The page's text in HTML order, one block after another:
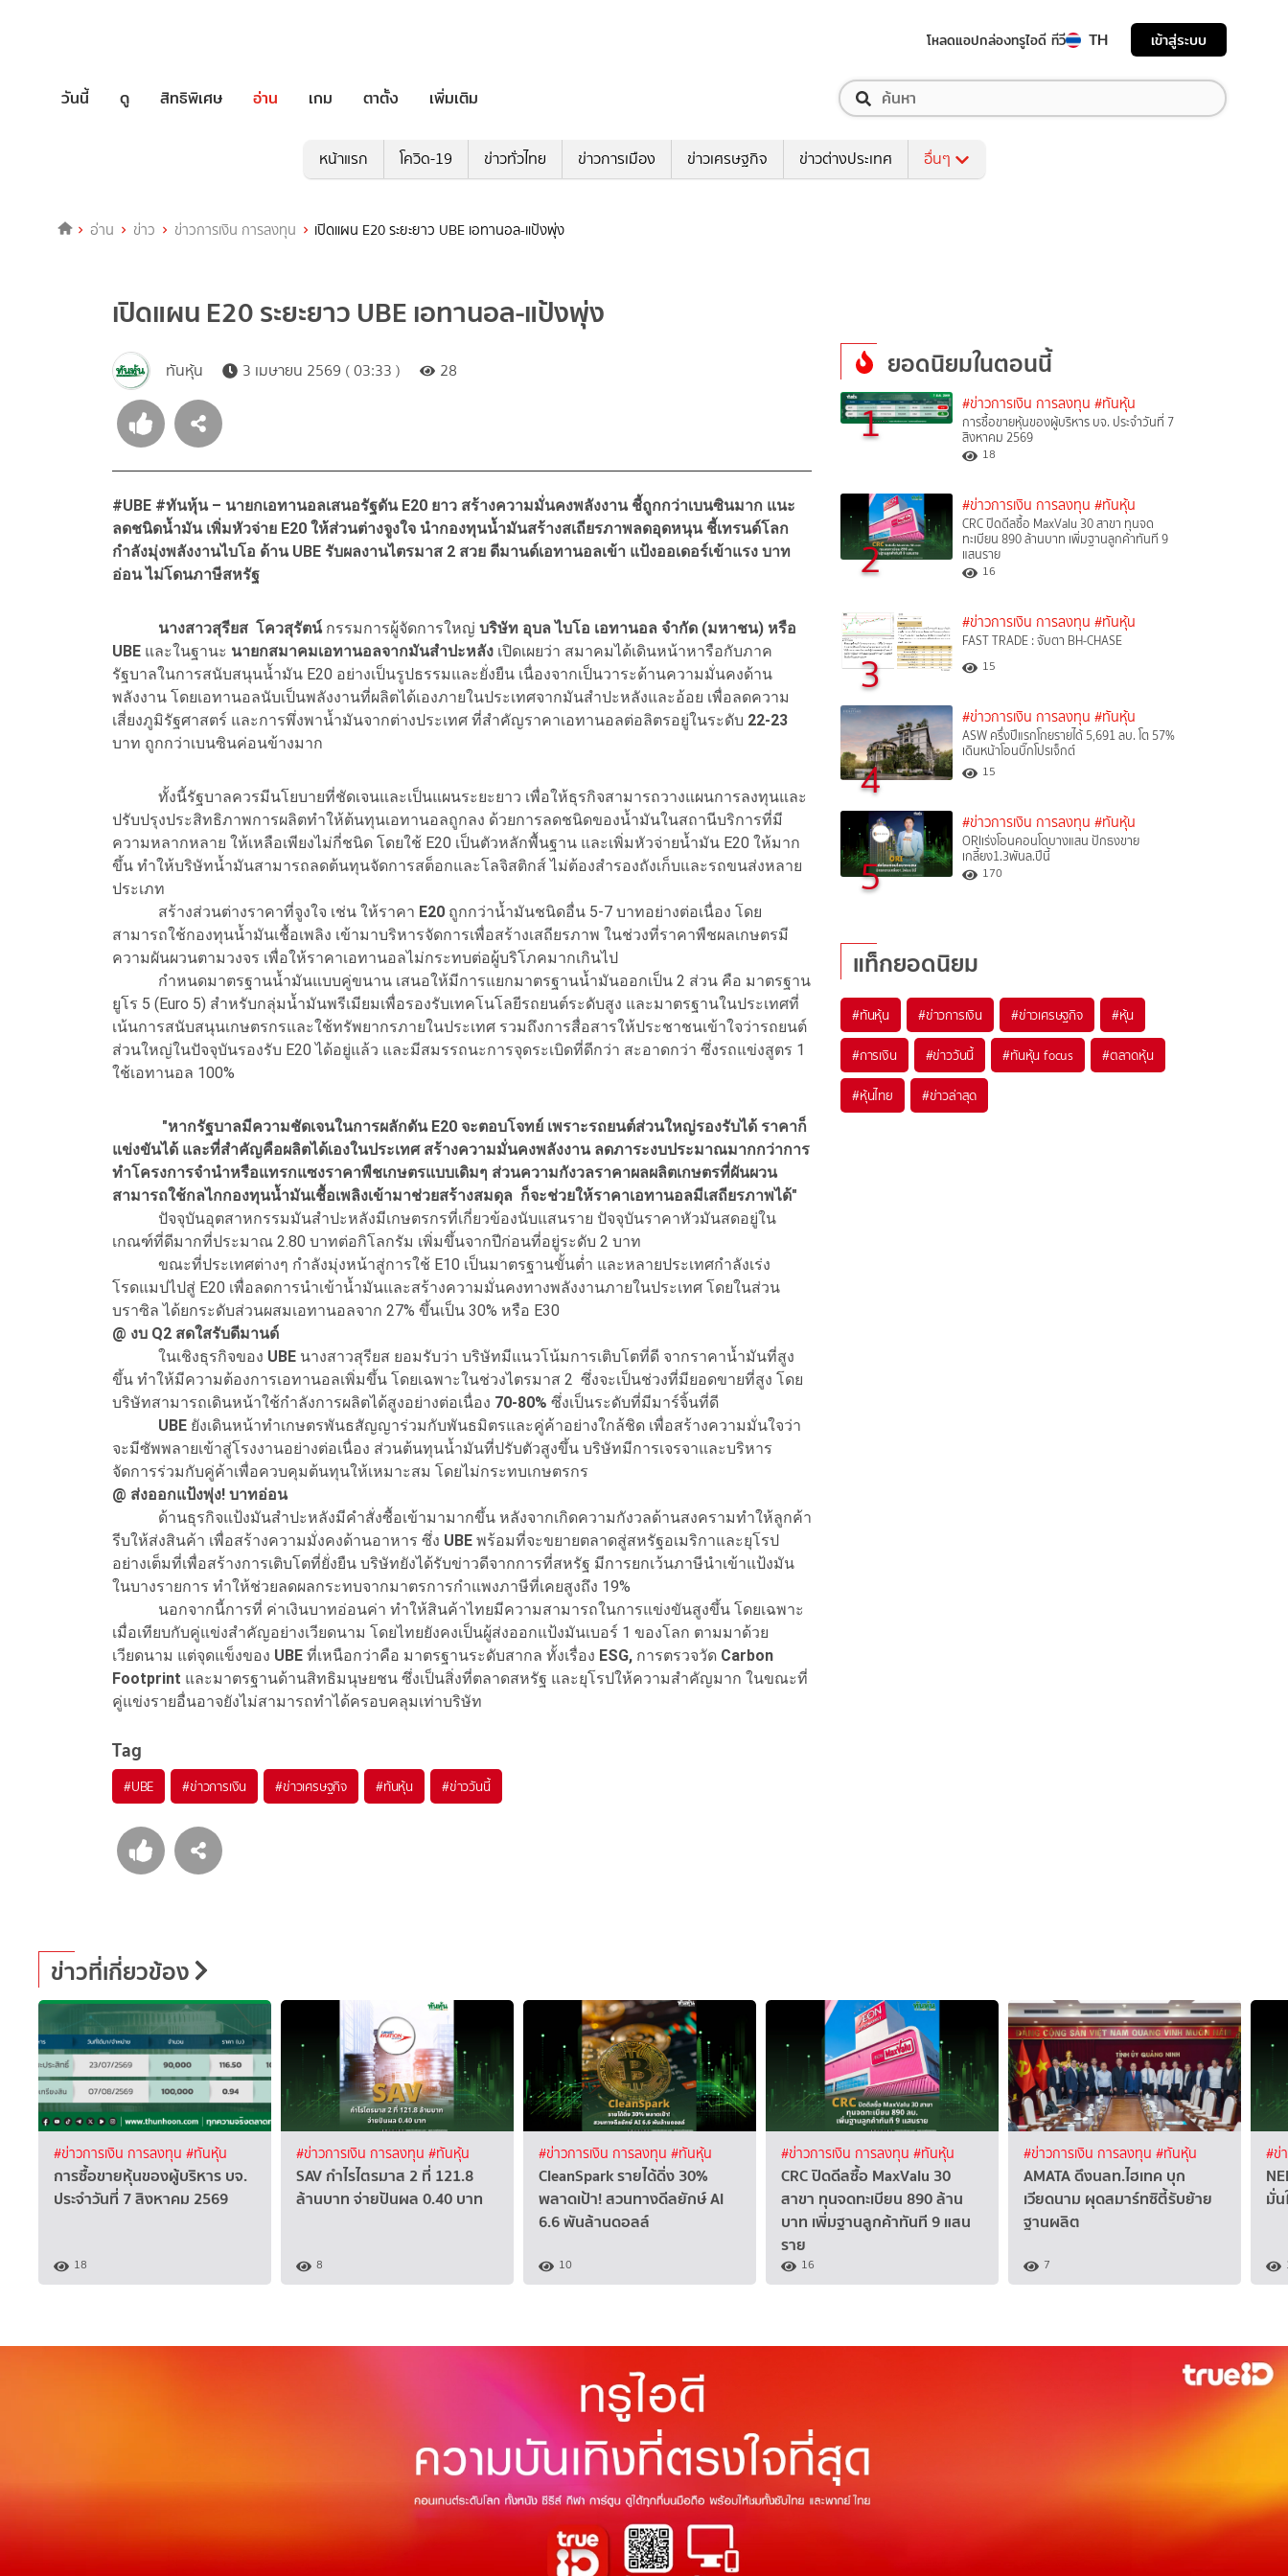
โหลดแอปกล่องทรูไอดี ทีวี TH เข้าสู่ระบบ
วันนี้ ดู สิทธิพิเศษ อ่าน เกม ตาตั้ง เพิ่มเติม
หน้าแรก โควิด-19 ข่าวทั่วไทย ข่าวการเมือง ข่าวเศรษฐกิจ ข่าวต่างประเทศ อื่นๆ
อ่าน ข่าว ข่าวการเงิน การลงทุน เปิดแผน E20 ระยะยาว UBE เอทานอล-แป้งพุ่ง
เปิดแผน E20 ระยะยาว UBE เอทานอล-แป้งพุ่ง
ทันหุ้น 3 เมษายน 2569 ( 03:33 ) 28
#UBE #ทันหุ้น – นายกเอทานอลเสนอรัฐดัน E20 ยาว สร้างความมั่นคงพลังงาน ชี้ถูกกว่าเบนซินมาก แนะ
ลดชนิดน้ำมัน เพิ่มหัวจ่าย E20 ให้ส่วนต่างจูงใจ นำกองทุนน้ำมันสร้างสเถียรภาพลดอุดหนุน ชี้เทรนด์โลก
กำลังมุ่งพลังงานไบโอ ด้าน UBE รับผลงานไตรมาส 2 สวย ดีมานด์เอทานอลเข้า แป้งออเดอร์เข้าแรง บาท
อ่อน ไม่โดนภาษีสหรัฐ
นางสาวสุรียส โควสุรัตน์กรรมการผู้จัดการใหญ่ บริษัท อุบล ไบโอ เอทานอล จำกัด (มหาชน) หรือ
UBE และในฐานะ นายกสมาคมเอทานอลจากมันสำปะหลัง เปิดเผยว่า สมาคมได้เดินหน้าหารือกับภาค
รัฐบาลในการสนับสนุนน้ำมัน E20 อย่างเป็นรูปธรรมและยั่งยืน เนื่องจากเป็นวาระด้านความมั่นคงด้าน
พลังงาน โดยเอทานอลนับเป็นพลังงานที่ผลิตได้เองภายในประเทศจากมันสำปะหลังและอ้อย เพื่อลดความ
เสี่ยงภูมิรัฐศาสตร์ และการพึ่งพาน้ำมันจากต่างประเทศ ที่สำคัญราคาเอทานอลต่อลิตรอยู่ในระดับ 22-23
บาท ถูกกว่าเบนซินค่อนข้างมาก
ทั้งนี้รัฐบาลควรมีนโยบายที่ชัดเจนและเป็นแผนระยะยาว เพื่อให้ธุรกิจสามารถวางแผนการลงทุนและ
ปรับปรุงประสิทธิภาพการผลิตทำให้ต้นทุนเอทานอลถูกลง ด้วยการลดชนิดของน้ำมันในสถานีบริการที่มี
ความหลากหลาย ให้เหลือเพียงไม่กี่ชนิด โดยใช้ E20 เป็นตัวหลักพื้นฐาน และเพิ่มหัวจ่ายน้ำมัน E20 ให้มาก
ขึ้น ทำให้บริษัทน้ำมันสามารถลดต้นทุนจัดการสต็อกและโลจิสติกส์ ไม่ต้องสำรองถังเก็บและรถขนส่งหลาย
ประเภท
สร้างส่วนต่างราคาที่จูงใจ เช่น ให้ราคา E20 ถูกกว่าน้ำมันชนิดอื่น 5-7 บาทอย่างต่อเนื่อง โดย
สามารถใช้กองทุนน้ำมันเชื้อเพลิง เข้ามาบริหารจัดการเพื่อสร้างเสถียรภาพ ในช่วงที่ราคาพืชผลเกษตรมี
ความผันผวนตามวงจร เพื่อให้ราคาเอทานอลไม่กระทบต่อผู้บริโภคมากเกินไป
กำหนดมาตรฐานน้ำมันแบบคู่ขนาน เสนอให้มีการแยกมาตรฐานน้ำมันออกเป็น 2 ส่วน คือ มาตรฐาน
ยูโร 5 (Euro 5) สำหรับกลุ่มน้ำมันพรีเมียมเพื่อรองรับเทคโนโลยีรถยนต์ระดับสูง และมาตรฐานในประเทศที่
เน้นการสนับสนุนเกษตรกรและใช้ทรัพยากรภายในประเทศ รวมถึงการสื่อสารให้ประชาชนเข้าใจว่ารถยนต์
ส่วนใหญ่ในปัจจุบันรองรับ E20 ได้อยู่แล้ว และมีสมรรถนะการจุดระเบิดที่ดีกว่า สะอาดกว่า ซึ่งรถแข่งสูตร 1
ใช้เอทานอล 100%
"หากรัฐบาลมีความชัดเจนในการผลักดัน E20 จะตอบโจทย์ เพราะรถยนต์ส่วนใหญ่รองรับได้ ราคาก็
แข่งขันได้ และที่สำคัญคือผลิตได้เองในประเทศ สร้างความมั่นคงพลังงาน ลดภาระงบประมาณมากกว่าการ
ทำโครงการจำนำหรือแทรกแซงราคาพืชเกษตรแบบเดิมๆ ส่วนความกังวลราคาผลผลิตเกษตรที่ผันผวน
สามารถใช้กลไกกองทุนน้ำมันเชื้อเพลิงเข้ามาช่วยสร้างสมดุล ก็จะช่วยให้ราคาเอทานอลมีเสถียรภาพได้"
ปัจจุบันอุตสาหกรรมมันสำปะหลังมีเกษตรกรที่เกี่ยวข้องนับแสนราย ปัจจุบันราคาหัวมันสดอยู่ใน
เกณฑ์ที่ดีมากที่ประมาณ 2.80 บาทต่อกิโลกรัม เพิ่มขึ้นจากปีก่อนที่อยู่ระดับ 2 บาท
ขณะที่ประเทศต่างๆ กำลังมุ่งหน้าสู่การใช้ E10 เป็นมาตรฐานขั้นต่ำ และหลายประเทศกำลังเร่ง
โรดแมปไปสู่ E20 เพื่อลดการนำเข้าน้ำมันและสร้างความมั่นคงทางพลังงานภายในประเทศ โดยในส่วน
บราซิล ได้ยกระดับส่วนผสมเอทานอลจาก 27% ขึ้นเป็น 30% หรือ E30
@ งบ Q2 สดใสรับดีมานด์
ในเชิงธุรกิจของ UBE นางสาวสุรียส ยอมรับว่า บริษัทมีแนวโน้มการเติบโตที่ดี จากราคาน้ำมันที่สูง
ขึ้น ทำให้มีความต้องการเอทานอลเพิ่มขึ้น โดยเฉพาะในช่วงไตรมาส 2 ซึ่งจะเป็นช่วงที่มียอดขายที่สูง โดย
บริษัทสามารถเดินหน้าใช้กำลังการผลิตได้สูงอย่างต่อเนื่อง 70-80% ซึ่งเป็นระดับที่มีมาร์จิ้นที่ดี
UBE ยังเดินหน้าทำเกษตรพันธสัญญาร่วมกับพันธมิตรและคู่ค้าอย่างใกล้ชิด เพื่อสร้างความมั่นใจว่า
จะมีซัพพลายเข้าสู่โรงงานอย่างต่อเนื่อง ส่วนต้นทุนน้ำมันที่ปรับตัวสูงขึ้น บริษัทมีการเจรจาและบริหาร
จัดการร่วมกับคู่ค้าเพื่อควบคุมต้นทุนให้เหมาะสม โดยไม่กระทบเกษตรกร
@ ส่งออกแป้งพุ่ง! บาทอ่อน
ด้านธุรกิจแป้งมันสำปะหลังมีคำสั่งซื้อเข้ามามากขึ้น หลังจากเกิดความกังวลด้านสงครามทำให้ลูกค้า
รีบให้ส่งสินค้า เพื่อสร้างความมั่งคงด้านอาหาร ซึ่ง UBE พร้อมที่จะขยายตลาดสู่สหรัฐอเมริกาและยุโรป
อย่างเต็มที่เพื่อสร้างการเติบโตที่ยั่งยืน บริษัทยังได้รับข่าวดีจากการที่สหรัฐ มีการยกเว้นภาษีนำเข้าแป้งมัน
ในบางรายการ ทำให้ช่วยลดผลกระทบจากมาตรการกำแพงภาษีที่เคยสูงถึง 19%
นอกจากนี้การที่ ค่าเงินบาทอ่อนค่า ทำให้สินค้าไทยมีความสามารถในการแข่งขันสูงขึ้น โดยเฉพาะ
เมื่อเทียบกับคู่แข่งสำคัญอย่างเวียดนาม โดยไทยยังคงเป็นผู้ส่งออกแป้งมันเบอร์ 1 ของโลก ตามมาด้วย
เวียดนาม แต่จุดแข็งของ UBE ที่เหนือกว่าคือ มาตรฐานระดับสากล ทั้งเรื่อง ESG, การตรวจวัด Carbon
Footprint และมาตรฐานด้านสิทธิมนุษยชน ซึ่งเป็นสิ่งที่ตลาดสหรัฐ และยุโรปให้ความสำคัญมาก ในขณะที่
คู่แข่งรายอื่นอาจยังไม่สามารถทำได้ครอบคลุมเท่าบริษัท
Tag
#UBE #ข่าวการเงิน #ข่าวเศรษฐกิจ #ทันหุ้น #ข่าววันนี้
ยอดนิยมในตอนนี้
1 #ข่าวการเงิน การลงทุน #ทันหุ้น
การซื้อขายหุ้นของผู้บริหาร บจ. ประจำวันที่ 7
สิงหาคม 2569
18
2
#ข่าวการเงิน การลงทุน #ทันหุ้น
CRC ปิดดีลซื้อ MaxValu 30 สาขา ทุนจด
ทะเบียน 890 ล้านบาท เพิ่มฐานลูกค้าทันที 9
แสนราย
16
3
#ข่าวการเงิน การลงทุน #ทันหุ้น
FAST TRADE : จับตา BH-CHASE
15
4
#ข่าวการเงิน การลงทุน #ทันหุ้น
ASW ครึ่งปีแรกโกยรายได้ 5,691 ลบ. โต 57%
เดินหน้าโอนบิ๊กโปรเจ็กต์
15
5
#ข่าวการเงิน การลงทุน #ทันหุ้น
ORIเร่งโอนคอนโดบางแสน ปักธงขาย
เกลี้ยง1.3พันล.ปีนี้
170
แท็กยอดนิยม
#ทันหุ้น #ข่าวการเงิน #ข่าวเศรษฐกิจ #หุ้น
#การเงิน #ข่าววันนี้ #ทันหุ้น focus #ตลาดหุ้น
#หุ้นไทย #ข่าวล่าสุด
ข่าวที่เกี่ยวข้อง
#ข่าวการเงิน การลงทุน #ทันหุ้น
การซื้อขายหุ้นของผู้บริหาร บจ.
ประจำวันที่ 7 สิงหาคม 2569
18
#ข่าวการเงิน การลงทุน #ทันหุ้น
SAV กำไรไตรมาส 2 ที่ 121.8
ล้านบาท จ่ายปันผล 0.40 บาท
8
#ข่าวการเงิน การลงทุน #ทันหุ้น
CleanSpark รายได้ดิ่ง 30%
พลาดเป้า! สวนทางดีลยักษ์ AI
6.6 พันล้านดอลล์
10
#ข่าวการเงิน การลงทุน #ทันหุ้น
CRC ปิดดีลซื้อ MaxValu 30
สาขา ทุนจดทะเบียน 890 ล้าน
บาท เพิ่มฐานลูกค้าทันที 9 แสน
ราย
16
#ข่าวการเงิน การลงทุน #ทันหุ้น
AMATA ดึงนลท.ไฮเทค บุก
เวียดนาม ผุดสมาร์ทซิตี้รับย้าย
ฐานผลิต
7
#ข่
มั่